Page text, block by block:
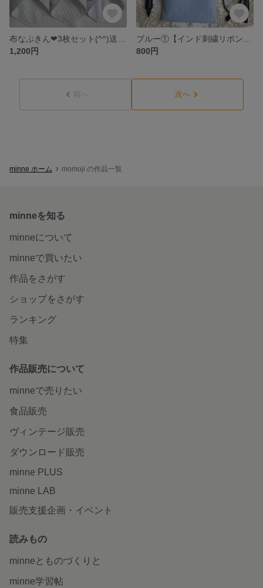
1,200円
800円
前へ 次へ
minne ホーム momoji の作品一覧
minneを知る
minneについて
minneで買いたい
作品をさがす
ショップをさがす
ランキング
特集
作品販売について
minneで売りたい
食品販売
ヴィンテージ販売
ダウンロード販売
minne PLUS
minne LAB
販売支援企画・イベント
読みもの
minneとものづくりと
minne学習帖